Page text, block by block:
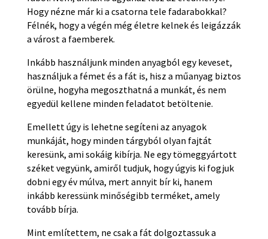
Hogy nézne már ki a csatorna tele fadarabokkal?
Félnék, hogy a végén még életre kelnek és leigázzák
a várost a faemberek.
Inkább használjunk minden anyagból egy keveset,
használjuk a fémet és a fát is, hisz a műanyag biztos
örülne, hogyha megoszthatná a munkát, és nem
egyedül kellene minden feladatot betöltenie.
Emellett úgy is lehetne segíteni az anyagok
munkáját, hogy minden tárgyból olyan fajtát
keresünk, ami sokáig kibírja. Ne egy tömeggyártott
széket vegyünk, amiről tudjuk, hogy úgyis ki fogjuk
dobni egy év múlva, mert annyit bír ki, hanem
inkább keressünk minőségibb terméket, amely
tovább bírja.
Mint említettem, ne csak a fát dolgoztassuk a